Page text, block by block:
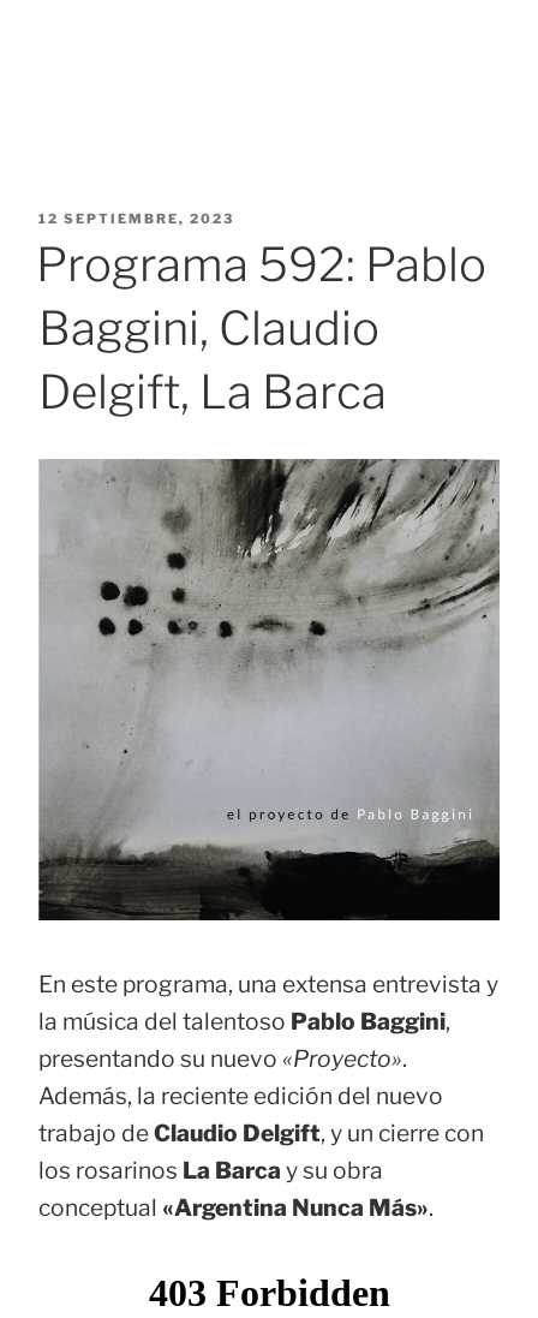
PUBLICADO
12 SEPTIEMBRE, 2023
Programa 592: Pablo
Baggini, Claudio
Delgift, La Barca
En este programa, una extensa entrevista y
la música del talentoso Pablo Baggini,
presentando su nuevo «Proyecto».
Además, la reciente edición del nuevo
trabajo deClaudio Delgift, y un cierre con
los rosarinos La Barca y su obra
conceptual «Argentina Nunca Más».